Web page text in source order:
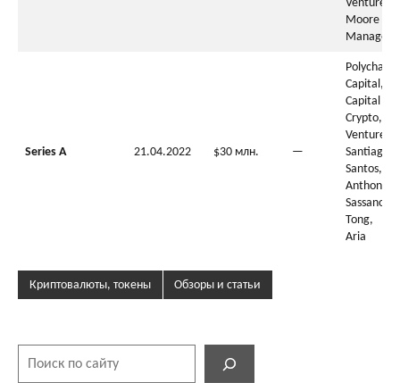
Ventures,
Moore
Series A 21.04.2022 $30 млн. —
Polychain
Capital,
Capital
Crypto,
Ventures,
Santos,
Anthony
Sassano,
Tong,
Aria
Криптовалюты, токены Обзоры и статьи